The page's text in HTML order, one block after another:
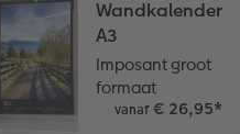
myPhotos
Wandkalender
A3
Imposant groot
formaat
vanaf € 26,95*